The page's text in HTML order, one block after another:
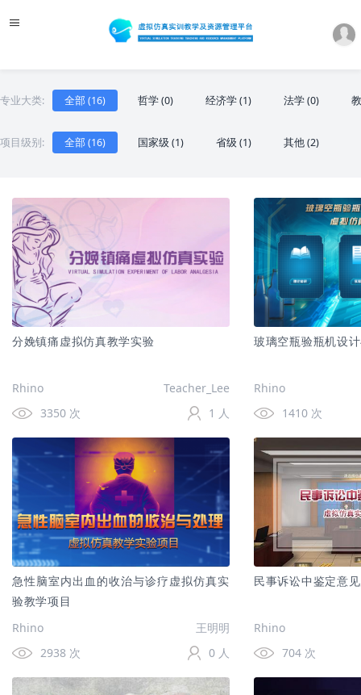
专业大类: 全部 (16) 哲学 (0) 经济学 (1) 法学 (0)
项目级别: 全部 (16) 国家级 (1) 省级 (1) 其他 (2)
分娩镇痛虚拟仿真教学实验
Rhino
Teacher_Lee
3350 次
1 人
玻璃空瓶验瓶机设
Rhino
1410 次
急性脑室内出血的收治与诊疗虚拟仿真实
验教学项目
Rhino
王明明
2938 次
0 人
民事诉讼中鉴定意
Rhino
704 次